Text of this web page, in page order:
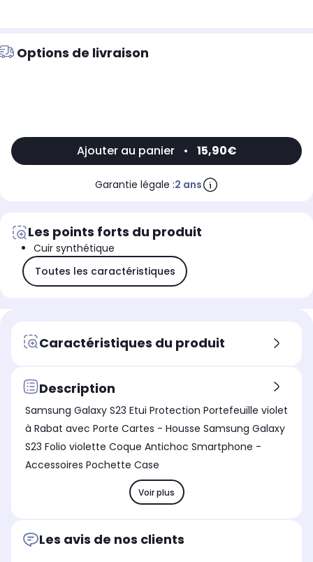
Options de livraison
Ajouter au panier • 15,90€
Garantie légale :2 ans
Les points forts du produit
Cuir synthétique
Toutes les caractéristiques
Caractéristiques du produit
Description
Samsung Galaxy S23 Etui Protection Portefeuille violet
à Rabat avec Porte Cartes - Housse Samsung Galaxy
S23 Folio violette Coque Antichoc Smartphone -
Accessoires Pochette Case
Voir plus
Les avis de nos clients